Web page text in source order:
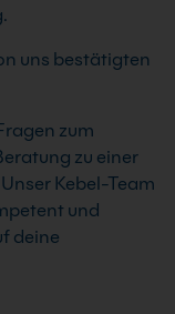
uns bestätigten
zum
zu einer
Kebel-Team
und
deine